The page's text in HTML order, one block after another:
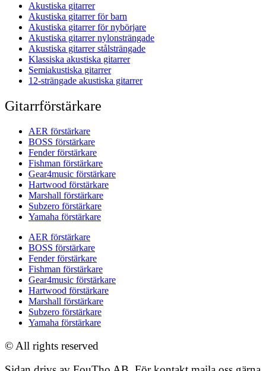
Akustiska gitarrer
Akustiska gitarrer för barn
Akustiska gitarrer för nybörjare
Akustiska gitarrer nylonsträngade
Akustiska gitarrer stålsträngade
Klassiska akustiska gitarrer
Semiakustiska gitarrer
12-strängade akustiska gitarrer
Gitarrförstärkare
AER förstärkare
BOSS förstärkare
Fender förstärkare
Fishman förstärkare
Gear4music förstärkare
Hartwood förstärkare
Marshall förstärkare
Subzero förstärkare
Yamaha förstärkare
AER förstärkare
BOSS förstärkare
Fender förstärkare
Fishman förstärkare
Gear4music förstärkare
Hartwood förstärkare
Marshall förstärkare
Subzero förstärkare
Yamaha förstärkare
© All rights reserved